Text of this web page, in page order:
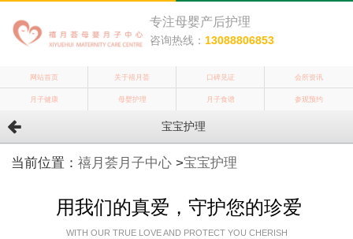
专注母婴产后护理
咨询热线： 13088806853
网站首页 关于禧月荟 口碑见证 会所资讯
月子健康 母婴护理 月子食谱 参观预约
宝宝护理
当前位置： 禧月荟月子中心 >宝宝护理
用我们的真爱，守护您的珍爱
WITH OUR TRUE LOVE AND PROTECT YOU CHERISH